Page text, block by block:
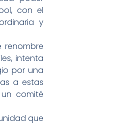
con el
y
renombre
intenta
por una
a estas
comité
que